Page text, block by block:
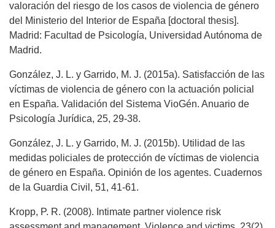
valoración del riesgo de los casos de violencia de género
del Ministerio del Interior de España [doctoral thesis].
Madrid: Facultad de Psicología, Universidad Autónoma de
Madrid.
González, J. L. y Garrido, M. J. (2015a). Satisfacción de las
víctimas de violencia de género con la actuación policial
en España. Validación del Sistema VioGén. Anuario de
Psicología Jurídica, 25, 29-38.
González, J. L. y Garrido, M. J. (2015b). Utilidad de las
medidas policiales de protección de víctimas de violencia
de género en España. Opinión de los agentes. Cuadernos
de la Guardia Civil, 51, 41-61.
Kropp, P. R. (2008). Intimate partner violence risk